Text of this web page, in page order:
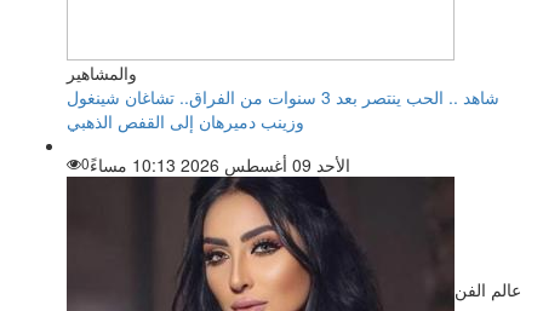
والمشاهير
شاهد .. الحب ينتصر بعد 3 سنوات من الفراق.. تشاغان شينغول
وزينب دميرهان إلى القفص الذهبي
الأحد 09 أغسطس 2026 10:13 مساءً
0
عالم الفن